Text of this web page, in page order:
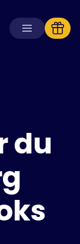
du